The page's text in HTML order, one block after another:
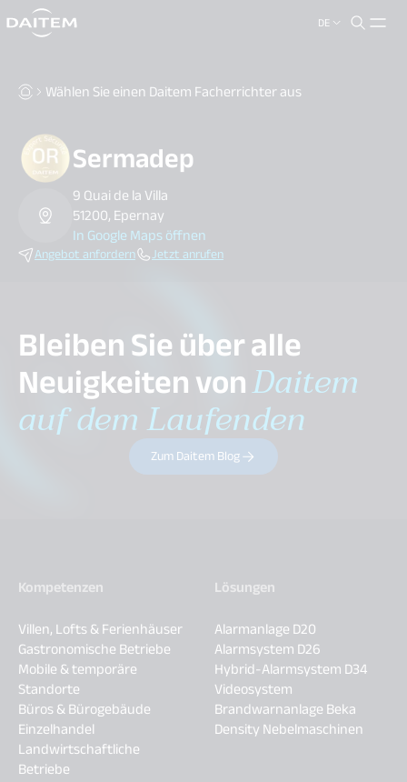
DE
search.label
Wählen Sie einen Daitem Facherrichter aus
Sermadep
9 Quai de la Villa
51200, Epernay
In Google Maps öffnen
Angebot anfordern Jetzt anrufen
Bleiben Sie über alle
Neuigkeiten vonDaitem
auf dem Laufenden
Zum Daitem Blog
Kompetenzen
Villen, Lofts & Ferienhäuser
Gastronomische Betriebe
Mobile & temporäre
Standorte
Büros & Bürogebäude
Einzelhandel
Landwirtschaftliche
Betriebe
Lösungen
Alarmanlage D20
Alarmsystem D26
Hybrid-Alarmsystem D34
Videosystem
Brandwarnanlage Beka
Density Nebelmaschinen